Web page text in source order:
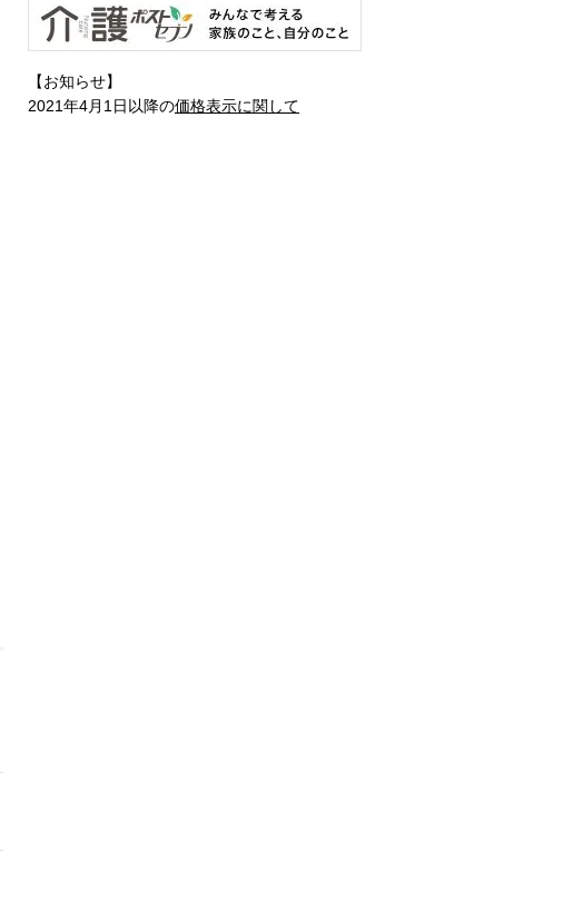
【お知らせ】
2021年4月1日以降の価格表示に関して